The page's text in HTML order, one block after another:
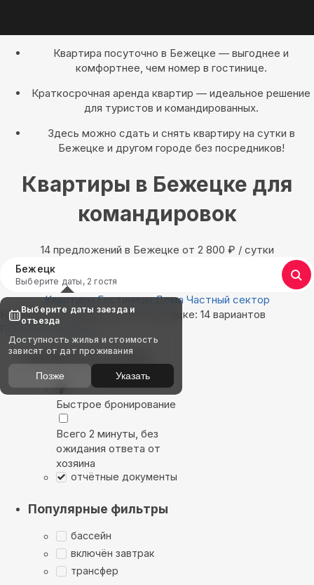
Квартира посуточно в Бежецке — выгоднее и
комфортнее, чем номер в гостинице.
Краткосрочная аренда квартир — идеальное решение
для туристов и командированных.
Здесь можно сдать и снять квартиру на сутки в
Бежецке и другом городе без посредников!
Квартиры в Бежецке для
командировок
14 предложений в Бежецке oт 2 800 ₽ / сутки
Бежецк
Выберите даты, 2 гостя
Квартиры Гостиницы Дома Частный сектор
Найдём, где остановиться в Бежецке: 14 вариантов
Показать на карте
Выбирайте лучшее
Быстрое бронирование
Всего 2 минуты, без
ожидания ответа от
хозяина
отчётные документы
Популярные фильтры
бассейн
включён завтрак
трансфер
Выберите даты заезда и
отъезда
Доступность жилья и стоимость
зависят от дат проживания
Позже Указать